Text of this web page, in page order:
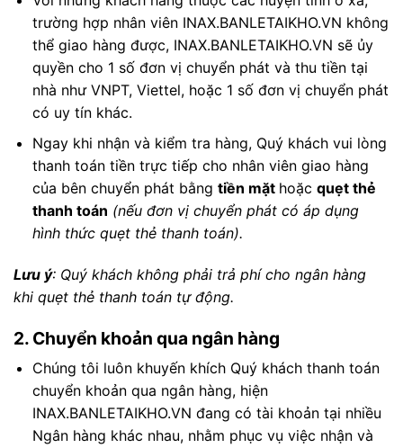
trường hợp nhân viên INAX.BANLETAIKHO.VN không
thể giao hàng được, INAX.BANLETAIKHO.VN sẽ ủy
quyền cho 1 số đơn vị chuyển phát và thu tiền tại
nhà như VNPT, Viettel, hoặc 1 số đơn vị chuyển phát
có uy tín khác.
Ngay khi nhận và kiểm tra hàng, Quý khách vui lòng
thanh toán tiền trực tiếp cho nhân viên giao hàng
của bên chuyển phát bằng tiền mặt hoặc quẹt thẻ
thanh toán (nếu đơn vị chuyển phát có áp dụng
hình thức quẹt thẻ thanh toán).
Lưu ý: Quý khách không phải trả phí cho ngân hàng
khi quẹt thẻ thanh toán tự động.
2. Chuyển khoản qua ngân hàng
Chúng tôi luôn khuyến khích Quý khách thanh toán
chuyển khoản qua ngân hàng, hiện
INAX.BANLETAIKHO.VN đang có tài khoản tại nhiều
Ngân hàng khác nhau, nhằm phục vụ việc nhận và